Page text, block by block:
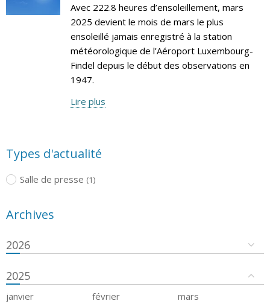
Avec 222.8 heures d’ensoleillement, mars
2025 devient le mois de mars le plus
ensoleillé jamais enregistré à la station
météorologique de l’Aéroport Luxembourg-
Findel depuis le début des observations en
1947.
Lire plus
Types d'actualité
Salle de presse (1)
Archives
2026
2025
janvier février
mars